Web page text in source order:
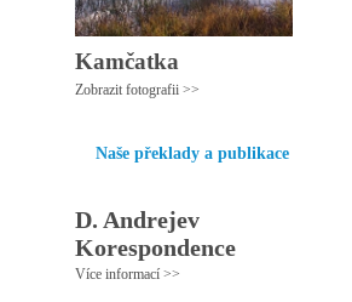
Kamčatka
Zobrazit fotografii >>
Naše překlady a publikace
D. Andrejev
Korespondence
Více informací >>